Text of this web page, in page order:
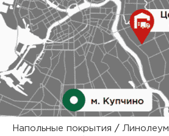
Напольные покрытия / Линолеум